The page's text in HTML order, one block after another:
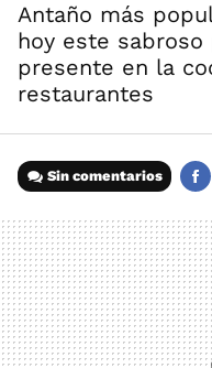
Antaño más
hoy este sabroso
presente en la
restaurantes
Sin comentarios